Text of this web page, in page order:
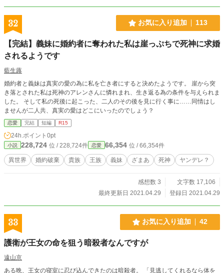
32 お気に入り追加 113
【完結】義妹に婚約者に奪われた私は崖っぷちで死神に求婚
されるようです
藍生蕗
婚約者と義妹は真実の愛の為に私を亡き者にすると決めたようです。 崖から突
き落とされた私は死神のアレンさんに憐れまれ、生き返る為の条件を与えられま
した。 そして私の死後に起こった、二人のその後を見に行く事に……同情はし
ませんが二人共、真実の愛はどこにいったのでしょう？
恋愛 完結 短編 R15
24h.ポイント 0pt
小説 228,724 位 / 228,724件 恋愛 66,354 位 / 66,354件
異世界 婚約破棄 貴族 王族 義妹 ざまあ 死神 ヤンデレ？
感想数 3
文字数 17,106
最終更新日 2021.04.29
登録日 2021.04.29
33 お気に入り追加 42
護衛が王女の命を狙う暗殺者なんですが
遠山京
ある晩、王女の寝室に忍び込んできたのは暗殺者。 「見逃してくれるなら体を